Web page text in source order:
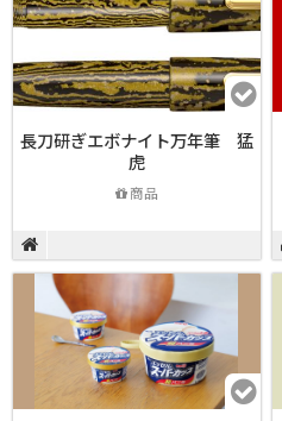
長刀研ぎエボナイト万年筆 猛
虎
商品